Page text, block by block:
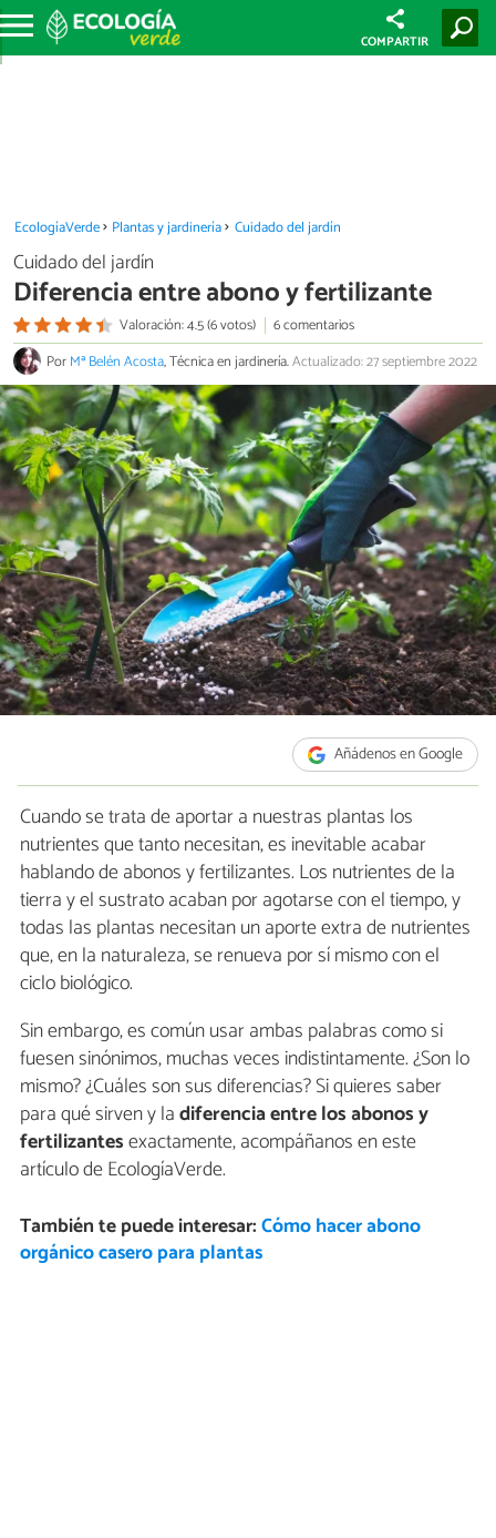
COMPARTIR
EcologíaVerde Plantas y jardinería Cuidado del jardín
Cuidado del jardín
Diferencia entre abono y fertilizante
Valoración: 4.5 (6 votos)
6 comentarios
PorMª Belén Acosta, Técnica en jardinería.Actualizado: 27 septiembre 2022
Añádenos en Google
Cuando se trata de aportar a nuestras plantas los
nutrientes que tanto necesitan, es inevitable acabar
hablando de abonos y fertilizantes. Los nutrientes de la
tierra y el sustrato acaban por agotarse con el tiempo, y
todas las plantas necesitan un aporte extra de nutrientes
que, en la naturaleza, se renueva por sí mismo con el
ciclo biológico.
Sin embargo, es común usar ambas palabras como si
fuesen sinónimos, muchas veces indistintamente. ¿Son lo
mismo? ¿Cuáles son sus diferencias? Si quieres saber
para qué sirven y ladiferencia entre los abonos y
fertilizantesexactamente, acompáñanos en este
artículo de EcologíaVerde.
También te puede interesar:Cómo hacer abono
orgánico casero para plantas